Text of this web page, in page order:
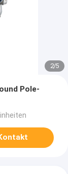
2/5
Pole-